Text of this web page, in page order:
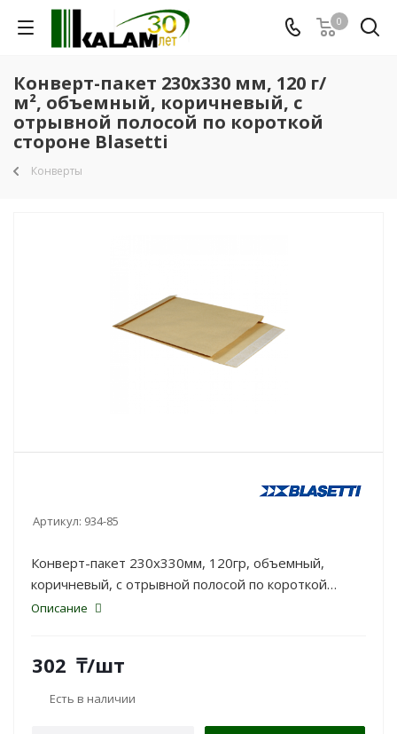
0
Конверт-пакет 230х330 мм, 120 г/
м², объемный, коричневый, с
отрывной полосой по короткой
стороне Blasetti
Конверты
Артикул: 934-85
Конверт-пакет 230х330мм, 120гр, объемный,
коричневый, с отрывной полосой по короткой
стороне Blasetti
Описание
302 ₸/шт
Есть в наличии